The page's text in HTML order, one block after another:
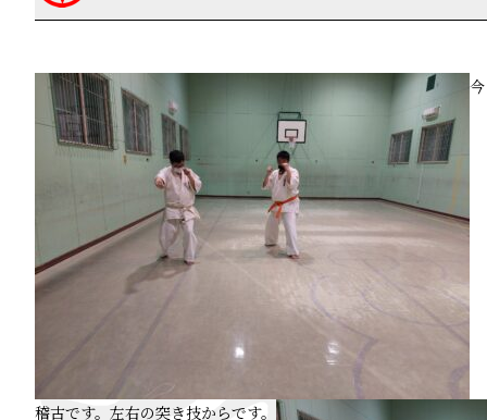
稽古です。左右の突き技からです。